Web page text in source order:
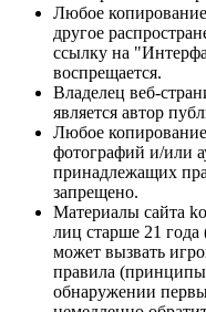
Любое
другое
ссылку на
воспрещается.
Владелец веб-
является автор
Любое
фотографий и/или
принадлежащих
запрещено.
Материалы сайта
лиц старше 21 года
может вызвать
правила
обнаружении